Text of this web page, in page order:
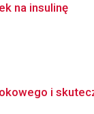
na insulinę
i